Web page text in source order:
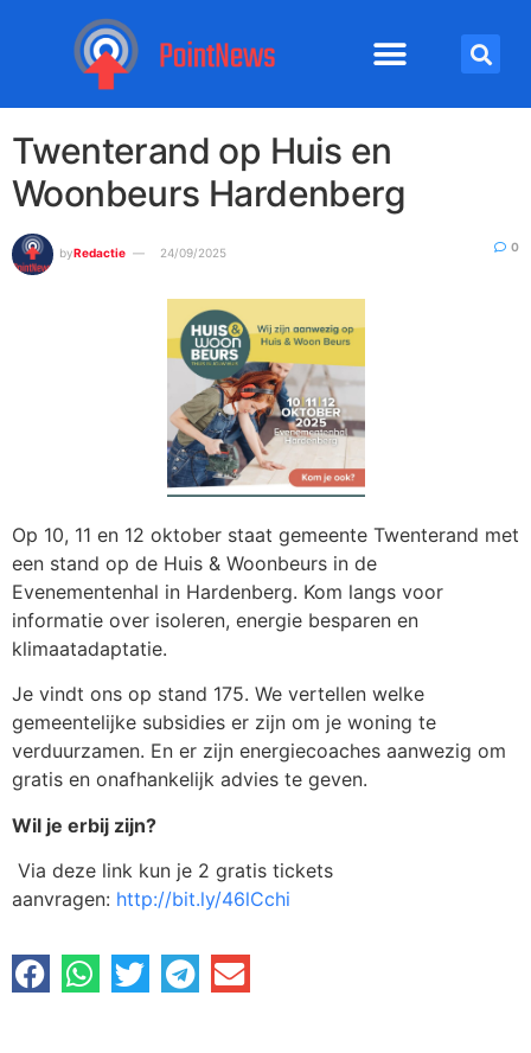
Twenterand op Huis en
Woonbeurs Hardenberg
byRedactie 24/09/2025 0
Op 10, 11 en 12 oktober staat gemeente Twenterand met
een stand op de Huis & Woonbeurs in de
Evenementenhal in Hardenberg. Kom langs voor
informatie over isoleren, energie besparen en
klimaatadaptatie.
Je vindt ons op stand 175. We vertellen welke
gemeentelijke subsidies er zijn om je woning te
verduurzamen. En er zijn energiecoaches aanwezig om
gratis en onafhankelijk advies te geven.
Wil je erbij zijn?
Via deze link kun je 2 gratis tickets
aanvragen: http://bit.ly/46lCchi